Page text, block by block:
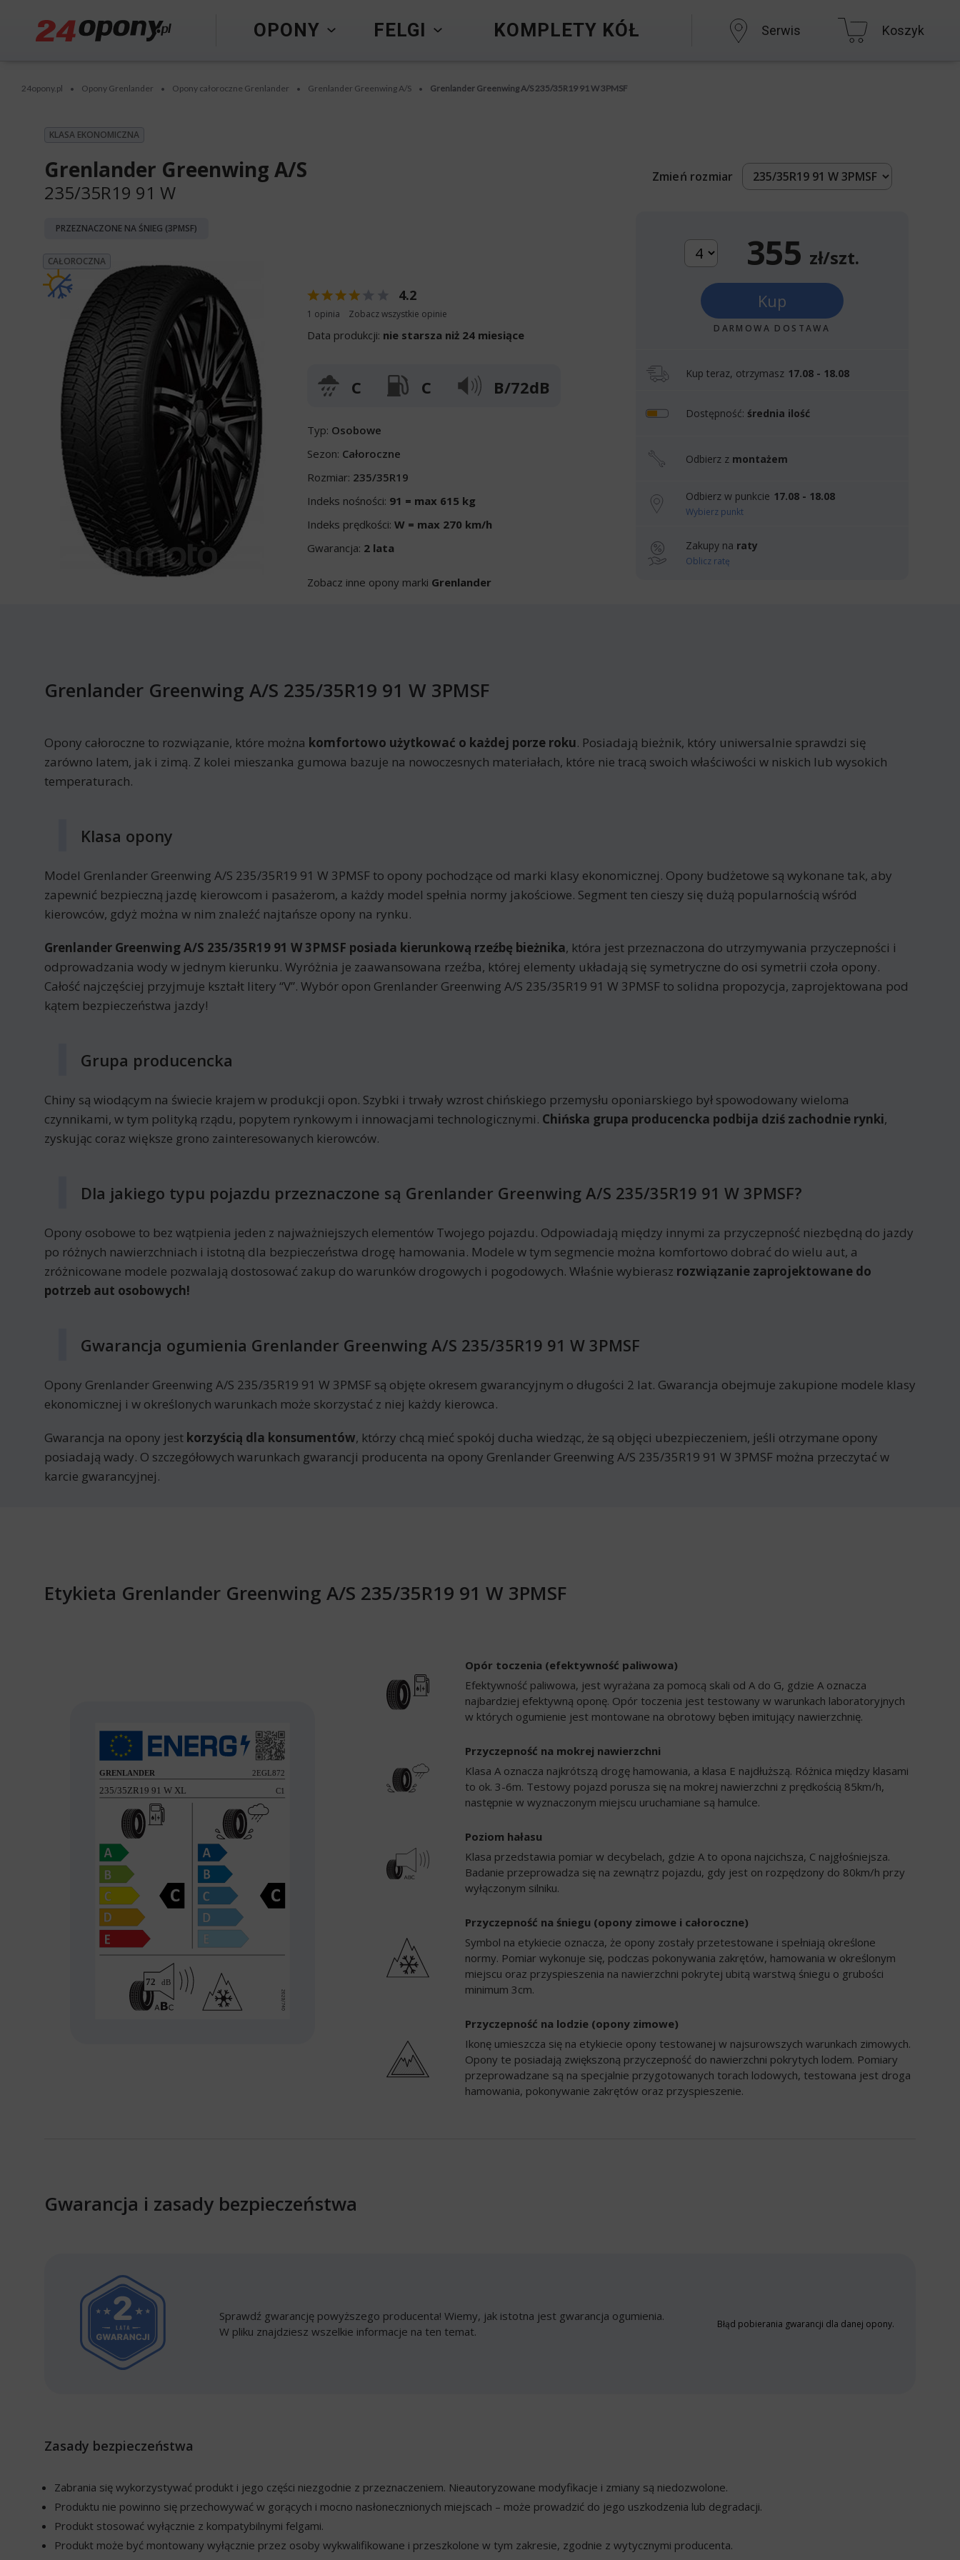
OPONY FELGI KOMPLETY KÓŁ Serwis Koszyk
24opony.pl • Opony Grenlander • Opony całoroczne Grenlander • Grenlander Greenwing A/S • Grenlander Greenwing A/S 235/35R19 91 W 3PMSF
KLASA EKONOMICZNA
Grenlander Greenwing A/S
235/35R19 91 W
PRZEZNACZONE NA ŚNIEG (3PMSF)
CAŁOROCZNA
4.2
1 opinia Zobacz wszystkie opinie
Data produkcji: nie starsza niż 24 miesiące
C C B/72dB
Typ: Osobowe
Sezon: Całoroczne
Rozmiar: 235/35R19
Indeks nośności: 91 = max 615 kg
Indeks prędkości:W = max 270 km/h
Gwarancja: 2 lata
Zobacz inne opony marki Grenlander
Zmień rozmiar
355 zł/szt.
Kup
DARMOWA DOSTAWA
Kup teraz, otrzymasz 17.08 - 18.08
Dostępność: średnia ilość
Odbierz z montażem
Odbierz w punkcie 17.08 - 18.08
Wybierz punkt
Zakupy na raty
Oblicz ratę
Grenlander Greenwing A/S 235/35R19 91 W 3PMSF
Opony całoroczne to rozwiązanie, które można komfortowo użytkować o każdej porze roku. Posiadają bieżnik, który uniwersalnie sprawdzi się
zarówno latem, jak i zimą. Z kolei mieszanka gumowa bazuje na nowoczesnych materiałach, które nie tracą swoich właściwości w niskich lub wysokich
temperaturach.
Klasa opony
Model Grenlander Greenwing A/S 235/35R19 91 W 3PMSF to opony pochodzące od marki klasy ekonomicznej. Opony budżetowe są wykonane tak, aby
zapewnić bezpieczną jazdę kierowcom i pasażerom, a każdy model spełnia normy jakościowe. Segment ten cieszy się dużą popularnością wśród
kierowców, gdyż można w nim znaleźć najtańsze opony na rynku.
Grenlander Greenwing A/S 235/35R19 91 W 3PMSF posiada kierunkową rzeźbę bieżnika, która jest przeznaczona do utrzymywania przyczepności i
odprowadzania wody w jednym kierunku. Wyróżnia je zaawansowana rzeźba, której elementy układają się symetryczne do osi symetrii czoła opony.
Całość najczęściej przyjmuje kształt litery “V”. Wybór opon Grenlander Greenwing A/S 235/35R19 91 W 3PMSF to solidna propozycja, zaprojektowana pod
kątem bezpieczeństwa jazdy!
Grupa producencka
Chiny są wiodącym na świecie krajem w produkcji opon. Szybki i trwały wzrost chińskiego przemysłu oponiarskiego był spowodowany wieloma
czynnikami, w tym polityką rządu, popytem rynkowym i innowacjami technologicznymi. Chińska grupa producencka podbija dziś zachodnie rynki,
zyskując coraz większe grono zainteresowanych kierowców.
Dla jakiego typu pojazdu przeznaczone są Grenlander Greenwing A/S 235/35R19 91 W 3PMSF?
Opony osobowe to bez wątpienia jeden z najważniejszych elementów Twojego pojazdu. Odpowiadają między innymi za przyczepność niezbędną do jazdy
po różnych nawierzchniach i istotną dla bezpieczeństwa drogę hamowania. Modele w tym segmencie można komfortowo dobrać do wielu aut, a
zróżnicowane modele pozwalają dostosować zakup do warunków drogowych i pogodowych. Właśnie wybierasz rozwiązanie zaprojektowane do
potrzeb aut osobowych!
Gwarancja ogumienia Grenlander Greenwing A/S 235/35R19 91 W 3PMSF
Opony Grenlander Greenwing A/S 235/35R19 91 W 3PMSF są objęte okresem gwarancyjnym o długości 2 lat. Gwarancja obejmuje zakupione modele klasy
ekonomicznej i w określonych warunkach może skorzystać z niej każdy kierowca.
Gwarancja na opony jest korzyścią dla konsumentów, którzy chcą mieć spokój ducha wiedząc, że są objęci ubezpieczeniem, jeśli otrzymane opony
posiadają wady. O szczegółowych warunkach gwarancji producenta na opony Grenlander Greenwing A/S 235/35R19 91 W 3PMSF można przeczytać w
karcie gwarancyjnej.
Etykieta Grenlander Greenwing A/S 235/35R19 91 W 3PMSF
Opór toczenia (efektywność paliwowa)
Efektywność paliwowa, jest wyrażana za pomocą skali od A do G, gdzie A oznacza
najbardziej efektywną oponę. Opór toczenia jest testowany w warunkach laboratoryjnych
w których ogumienie jest montowane na obrotowy bęben imitujący nawierzchnię.
Przyczepność na mokrej nawierzchni
Klasa A oznacza najkrótszą drogę hamowania, a klasa E najdłuższą. Różnica między klasami
to ok. 3-6m. Testowy pojazd porusza się na mokrej nawierzchni z prędkością 85km/h,
następnie w wyznaczonym miejscu uruchamiane są hamulce.
Poziom hałasu
Klasa przedstawia pomiar w decybelach, gdzie A to opona najcichsza, C najgłośniejsza.
Badanie przeprowadza się na zewnątrz pojazdu, gdy jest on rozpędzony do 80km/h przy
wyłączonym silniku.
Przyczepność na śniegu (opony zimowe i całoroczne)
Symbol na etykiecie oznacza, że opony zostały przetestowane i spełniają określone
normy. Pomiar wykonuje się, podczas pokonywania zakrętów, hamowania w określonym
miejscu oraz przyspieszenia na nawierzchni pokrytej ubitą warstwą śniegu o grubości
minimum 3cm.
Przyczepność na lodzie (opony zimowe)
Ikonę umieszcza się na etykiecie opony testowanej w najsurowszych warunkach zimowych.
Opony te posiadają zwiększoną przyczepność do nawierzchni pokrytych lodem. Pomiary
przeprowadzane są na specjalnie przygotowanych torach lodowych, testowana jest droga
hamowania, pokonywanie zakrętów oraz przyspieszenie.
Gwarancja i zasady bezpieczeństwa
Sprawdź gwarancję powyższego producenta! Wiemy, jak istotna jest gwarancja ogumienia.
W pliku znajdziesz wszelkie informacje na ten temat.
Błąd pobierania gwarancji dla danej opony.
Zasady bezpieczeństwa
Zabrania się wykorzystywać produkt i jego części niezgodnie z przeznaczeniem. Nieautoryzowane modyfikacje i zmiany są niedozwolone.
Produktu nie powinno się przechowywać w gorących i mocno nasłonecznionych miejscach – może prowadzić do jego uszkodzenia lub degradacji.
Produkt stosować wyłącznie z kompatybilnymi felgami.
Produkt może być montowany wyłącznie przez osoby wykwalifikowane i przeszkolone w tym zakresie, zgodnie z wytycznymi producenta.